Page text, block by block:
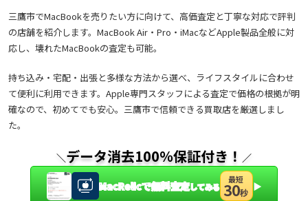
三鷹市でMacBookを売りたい方に向けて、高価査定と丁寧な対応で評判
の店舗を紹介します。MacBook Air・Pro・iMacなどApple製品全般に対
応し、壊れたMacBookの査定も可能。
持ち込み・宅配・出張と多様な方法から選べ、ライフスタイルに合わせ
て便利に利用できます。Apple専門スタッフによる査定で価格の根拠が明
確なので、初めてでも安心。三鷹市で信頼できる買取店を厳選しまし
た。
＼データ消去100％保証付き！ ／
MacRelicで無料査定してみる
最短
30秒 ▶